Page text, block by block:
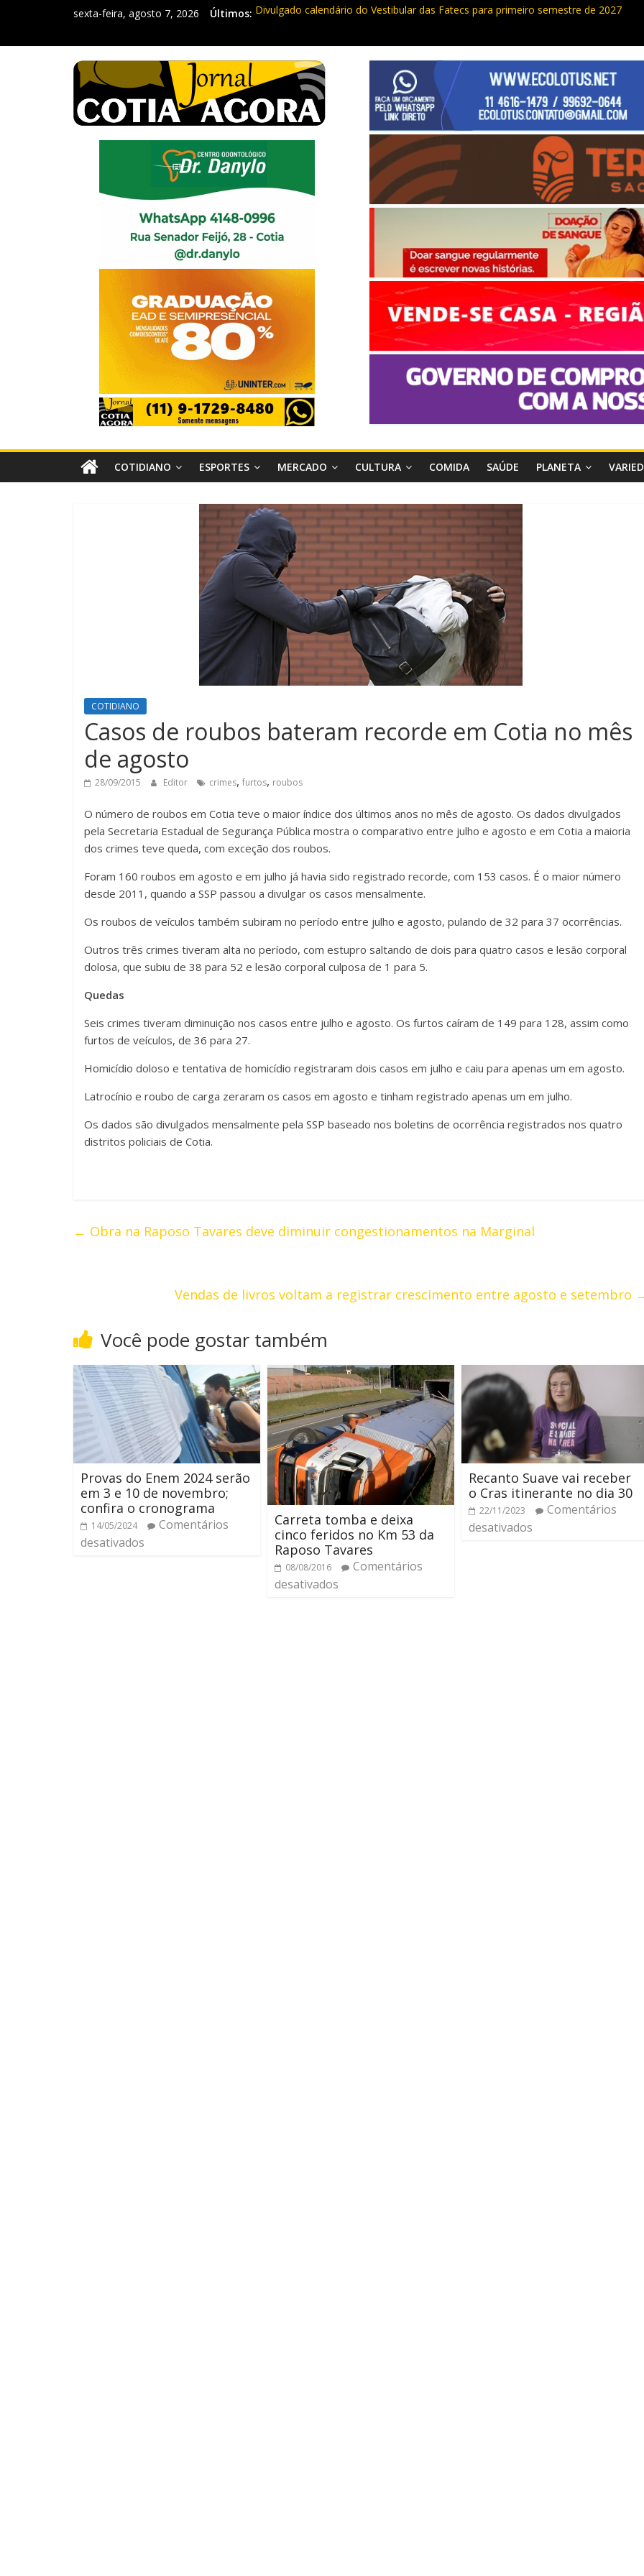
sexta-feira, agosto 7, 2026 Últimos: Divulgado calendário do Vestibular das Fatecs para primeiro semestre de 2027
Morador denuncia furto de cabos em postes na Estrada da Roselândia
Itapevi: Em duas ocorrências, PM recupera carga roubada, caminhão e liberta
Sebrae promove curso de compras públicas em Vargem Grande Paulista
COTIDIANO ESPORTES MERCADO CULTURA COMIDA SAÚDE PLANETA
COTIDIANO
Casos de roubos bateram recorde em Cotia no mês
de agosto
28/09/2015 Editor crimes, furtos, roubos
O número de roubos em Cotia teve o maior índice dos últimos anos no mês de agosto. Os dados divulgados
pela Secretaria Estadual de Segurança Pública mostra o comparativo entre julho e agosto e em Cotia a maioria
dos crimes teve queda, com exceção dos roubos.
Foram 160 roubos em agosto e em julho já havia sido registrado recorde, com 153 casos. É o maior número
desde 2011, quando a SSP passou a divulgar os casos mensalmente.
Os roubos de veículos também subiram no período entre julho e agosto, pulando de 32 para 37 ocorrências.
Outros três crimes tiveram alta no período, com estupro saltando de dois para quatro casos e lesão corporal
dolosa, que subiu de 38 para 52 e lesão corporal culposa de 1 para 5.
Quedas
Seis crimes tiveram diminuição nos casos entre julho e agosto. Os furtos caíram de 149 para 128, assim como
furtos de veículos, de 36 para 27.
Homicídio doloso e tentativa de homicídio registraram dois casos em julho e caiu para apenas um em agosto.
Latrocínio e roubo de carga zeraram os casos em agosto e tinham registrado apenas um em julho.
Os dados são divulgados mensalmente pela SSP baseado nos boletins de ocorrência registrados nos quatro
distritos policiais de Cotia.
← Obra na Raposo Tavares deve diminuir congestionamentos na Marginal
Vendas de livros voltam a registrar crescimento entre agosto e setembro
Você pode gostar também
Provas do Enem 2024 serão
em 3 e 10 de novembro;
confira o cronograma
14/05/2024
Comentários
desativados
Carreta tomba e deixa
cinco feridos no Km 53 da
Raposo Tavares
08/08/2016
Comentários
desativados
Recanto Suave vai receber
o Cras itinerante no dia 30
22/11/2023
Comentários
desativados